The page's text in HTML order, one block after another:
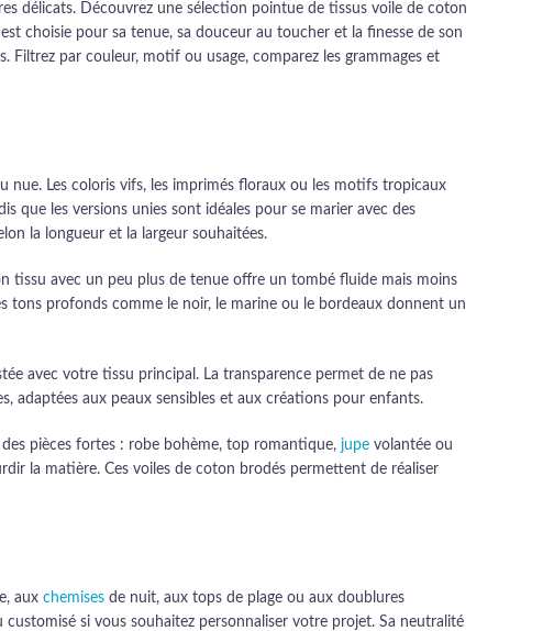
délicats. Découvrez une sélection pointue de tissus voile de coton
choisie pour sa tenue, sa douceur au toucher et la finesse de son
par couleur, motif ou usage, comparez les grammages et
nue. Les coloris vifs, les imprimés floraux ou les motifs tropicaux
que les versions unies sont idéales pour se marier avec des
la longueur et la largeur souhaitées.
tissu avec un peu plus de tenue offre un tombé fluide mais moins
tons profonds comme le noir, le marine ou le bordeaux donnent un
avec votre tissu principal. La transparence permet de ne pas
adaptées aux peaux sensibles et aux créations pour enfants.
pièces fortes : robe bohème, top romantique, jupe volantée ou
la matière. Ces voiles de coton brodés permettent de réaliser
aux chemises de nuit, aux tops de plage ou aux doublures
si vous souhaitez personnaliser votre projet. Sa neutralité